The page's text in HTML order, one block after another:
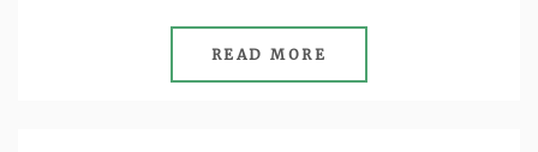
READ MORE